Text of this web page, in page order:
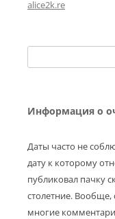
alice2k.re
Информация о
Даты часто не
дату к которому
публиковал пачку
столетние. Вообще,
многие